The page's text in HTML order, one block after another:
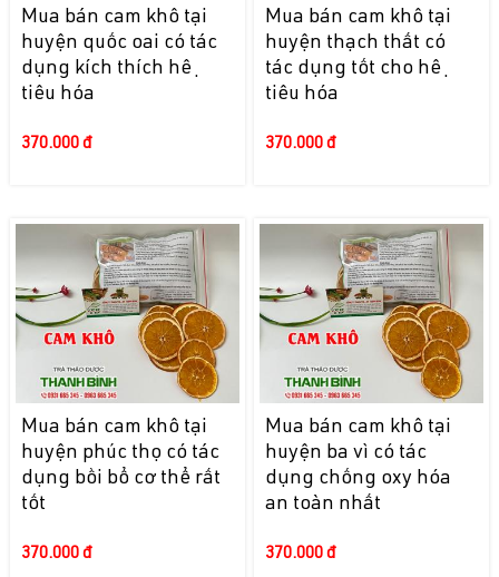
Mua bán cam khô tại
huyện quốc oai có tác
dụng kích thích hệ
tiêu hóa
370.000 đ
Mua bán cam khô tại
huyện thạch thất có
tác dụng tốt cho hệ
tiêu hóa
370.000 đ
Mua bán cam khô tại
huyện phúc thọ có tác
dụng bồi bổ cơ thể rất
tốt
370.000 đ
Mua bán cam khô tại
huyện ba vì có tác
dụng chống oxy hóa
an toàn nhất
370.000 đ